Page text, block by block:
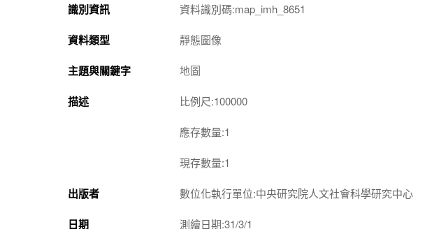
識別資訊 資料識別碼:map_imh_8651
資料類型 靜態圖像
主題與關鍵字 地圖
描述 比例尺:100000
應存數量:1
現存數量:1
出版者 數位化執行單位:中央研究院人文社會科學研究中心
日期 測繪日期:31/3/1